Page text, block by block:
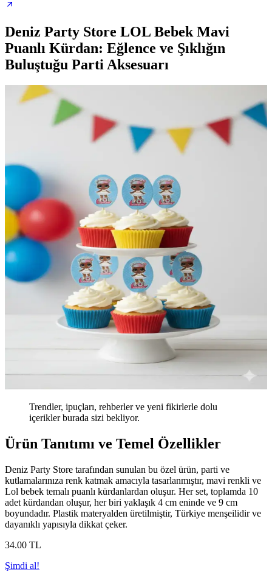
Deniz Party Store LOL Bebek Mavi
Puanlı Kürdan: Eğlence ve Şıklığın
Buluştuğu Parti Aksesuarı
Trendler, ipuçları, rehberler ve yeni fikirlerle dolu
içerikler burada sizi bekliyor.
Ürün Tanıtımı ve Temel Özellikler
Deniz Party Store tarafından sunulan bu özel ürün, parti ve
kutlamalarınıza renk katmak amacıyla tasarlanmıştır, mavi renkli ve
Lol bebek temalı puanlı kürdanlardan oluşur. Her set, toplamda 10
adet kürdandan oluşur, her biri yaklaşık 4 cm eninde ve 9 cm
boyundadır. Plastik materyalden üretilmiştir, Türkiye menşeilidir ve
dayanıklı yapısıyla dikkat çeker.
34.00 TL
Şimdi al!